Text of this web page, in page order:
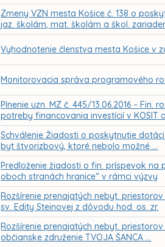
Zmeny VZN mesta Košice č. 138 o
jaz. školám, mat. školám a škol.
Vyhodnotenie členstva mesta Košice v
Monitorovacia správa programového
Plnenie uzn. MZ č. 445/13.06.2016 –
potreby financovania investícií v KOSIT
Schválenie Žiadosti o poskytnutie
byt štvorizbový, ktoré nebolo možné ...
Predloženie žiadosti o fin. príspevok na
oboch stranách hranice“ v rámci výzvy
Rozšírenie prenajatých nebyt.
sv. Edity Steinovej z dôvodu hod. os. zr.
Rozšírenie prenajatých nebyt.
občianske združenie TVOJA ŠANCA ...